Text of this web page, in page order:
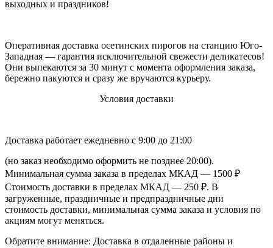
выходных и праздников!
Оперативная доставка осетинских пирогов на станцию Юго-
Западная — гарантия исключительной свежести деликатесов!
Они выпекаются за 30 минут с момента оформления заказа,
бережно пакуются и сразу же вручаются курьеру.
Условия доставки
Доставка работает ежедневно с 9:00 до 21:00
(но заказ необходимо оформить не позднее 20:00).
Минимальная сумма заказа в пределах МКАД — 1500 ₽
Стоимость доставки в пределах МКАД — 250 ₽. В
загруженные, праздничные и предпраздничные дни
стоимость доставки, минимальная сумма заказа и условия по
акциям могут меняться.
Обратите внимание: Доставка в отдаленные районы и